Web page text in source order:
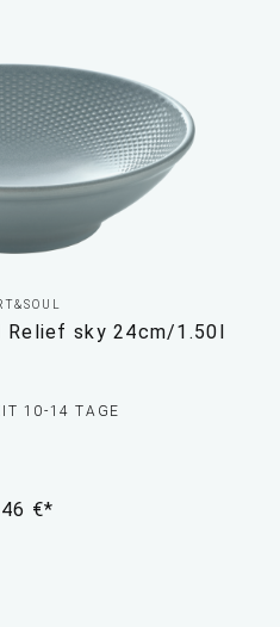
Relief sky 24cm/1.50l
10-14 TAGE
€*